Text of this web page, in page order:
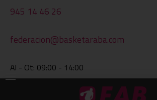
945 14 46 26
federacion@basketaraba.com
Al - Ot: 09:00 - 14:00